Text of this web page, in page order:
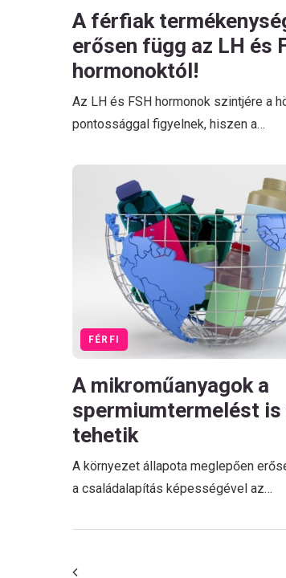
A férfiak
erősen függ az LH és
hormonoktól!
Az LH és FSH hormonok szintjére a
pontossággal figyelnek, hiszen a…
FÉRFI
A mikroműanyagok a
spermiumtermelést
tehetik
A környezet állapota meglepően
a családalapítás képességével az…